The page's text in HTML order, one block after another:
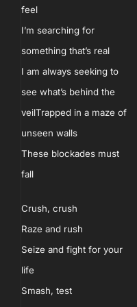
feel
I’m searching for
something that’s real
I am always seeking to
see what’s behind the
veilTrapped in a maze of
unseen walls
These blockades must
fall
Crush, crush
Raze and rush
Seize and fight for your
life
Smash, test